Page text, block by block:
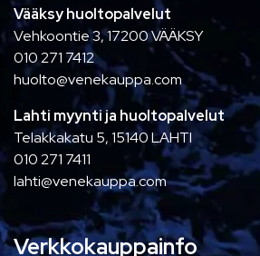
Vääksy huoltopalvelut
Vehkoontie 3, 17200 VÄÄKSY
010 271 7412
huolto@venekauppa.com
Lahti myynti ja huoltopalvelut
Telakkakatu 5, 15140 LAHTI
010 271 7411
lahti@venekauppa.com
Verkkokauppainfo